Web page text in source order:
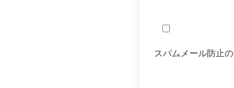
スパムメール防止